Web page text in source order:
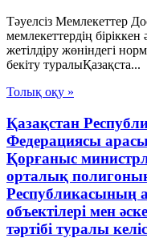
Тәуелсіз Мемлекеттер
мемлекеттердің
жетілдіру жөніндегі
бекіту туралыҚазақста...
Толық оқу »
Қазақстан
Федерациясы
Қорғаныс
орталық
Республикасының
объектілері мен
тәртібі туралы